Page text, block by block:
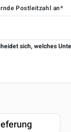
Postleitzahl an*
sich, welches